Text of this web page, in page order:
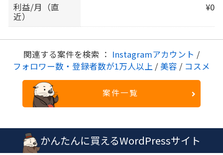
利益/月（直
近）
¥0
関連する案件を検索 ： Instagramアカウント /
フォロワー数・登録者数が1万人以上 / 美容 / コスメ
案件一覧
かんたんに買えるWordPressサイト